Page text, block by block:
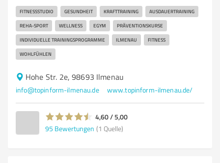
FITNESSSTUDIO GESUNDHEIT KRAFTTRAINING AUSDAUERTRAINING
REHA-SPORT WELLNESS EGYM PRÄVENTIONSKURSE
INDIVIDUELLE TRAININGSPROGRAMME ILMENAU FITNESS
WOHLFÜHLEN
Hohe Str. 2e, 98693 Ilmenau
info@topinform-ilmenau.de www.topinform-ilmenau.de/
4,60 / 5,00
95 Bewertungen (1 Quelle)